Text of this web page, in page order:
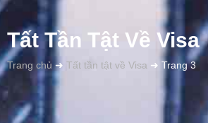
Tất Tần Tật Về Visa
Trang chủ ➜ Tất tần tật về Visa ➜ Trang 3